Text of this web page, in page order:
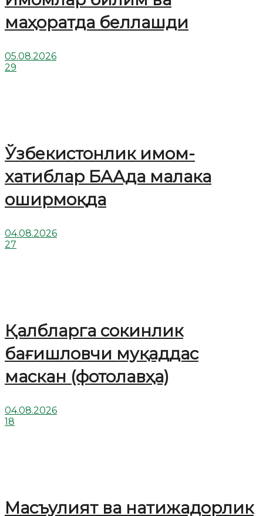
маҳоратда беллашди
05.08.2026
29
Ўзбекистонлик имом-
хатиблар БААда малака
оширмоқда
04.08.2026
27
Қалбларга сокинлик
бағишловчи муқаддас
маскан (фотолавҳа)
04.08.2026
18
Масъулият ва натижадорлик